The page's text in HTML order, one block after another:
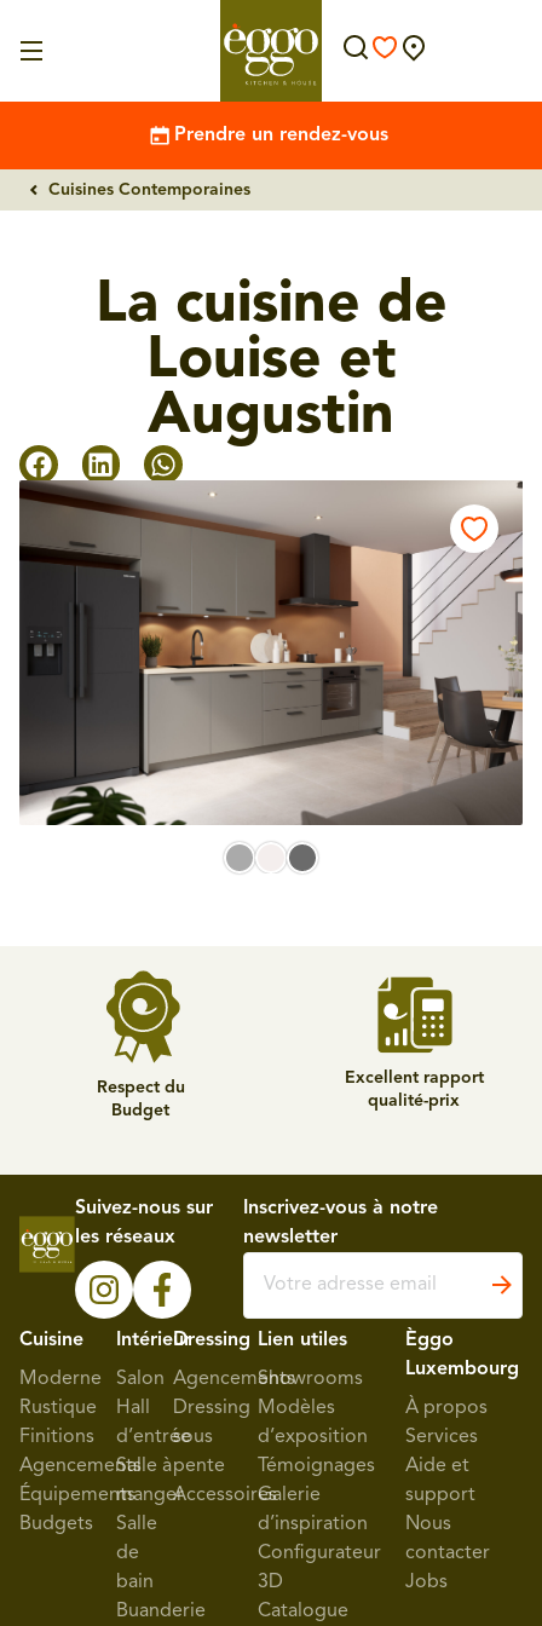
Prendre un rendez-vous
Cuisines Contemporaines
La cuisine de
Louise et
Augustin
Respect du
Budget
Excellent rapport
qualité-prix
Suivez-nous sur
les réseaux
Inscrivez-vous à notre
newsletter
Cuisine
Moderne
Rustique
Finitions
Agencements
Équipements
Budgets
Intérieur
Salon
Hall
d’entrée
Salle à
manger
Salle
de
bain
Buanderie
Dressing
Agencements
Dressing
sous
pente
Accessoires
Lien utiles
Showrooms
Modèles
d’exposition
Témoignages
Galerie
d’inspiration
Configurateur
3D
Catalogue
Èggo
Luxembourg
À propos
Services
Aide et
support
Nous
contacter
Jobs